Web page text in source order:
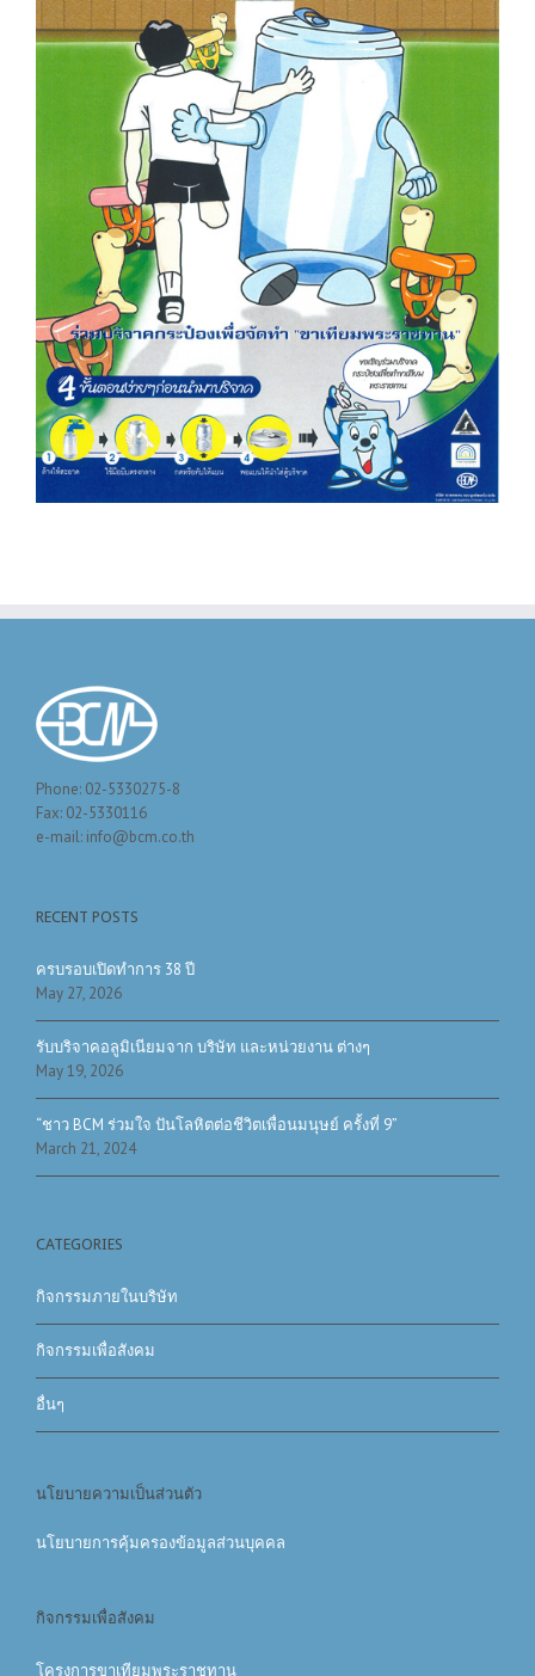
Phone: 02-5330275-8
Fax: 02-5330116
e-mail: info@bcm.co.th
RECENT POSTS
ครบรอบเปิดทำการ 38 ปี
May 27, 2026
รับบริจาคอลูมิเนียมจาก บริษัท และหน่วยงาน ต่างๆ
May 19, 2026
“ชาว BCM ร่วมใจ ปันโลหิตต่อชีวิตเพื่อนมนุษย์ ครั้งที่ 9”
March 21, 2024
CATEGORIES
กิจกรรมภายในบริษัท
กิจกรรมเพื่อสังคม
อื่นๆ
นโยบายความเป็นส่วนตัว
นโยบายการคุ้มครองข้อมูลส่วนบุคคล
กิจกรรมเพื่อสังคม
โครงการขาเทียมพระราชทาน